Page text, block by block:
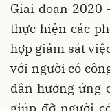
Giai đoạn 2020
thực hiện các
hợp giám sát
với người có
dân hưởng ứng